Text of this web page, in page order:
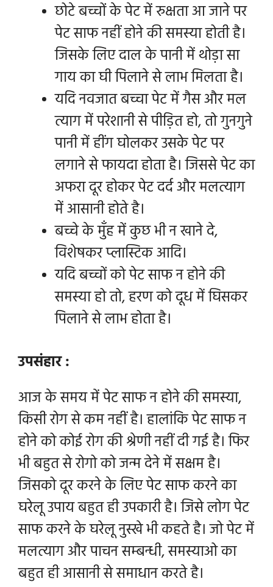
छोटे बच्चों के पेट में रुक्षता आ जाने पर
पेट साफ नहीं होने की समस्या होती है।
जिसके लिए दाल के पानी में थोड़ा सा
गाय का घी पिलाने से लाभ मिलता है।
यदि नवजात बच्चा पेट में गैस और मल
त्याग में परेशानी से पीड़ित हो, तो गुनगुने
पानी में हींग घोलकर उसके पेट पर
लगाने से फायदा होता है। जिससे पेट का
अफरा दूर होकर पेट दर्द और मलत्याग
में आसानी होते है।
बच्चे के मुँह में कुछ भी न खाने दे,
विशेषकर प्लास्टिक आदि।
यदि बच्चों को पेट साफ न होने की
समस्या हो तो, हरण को दूध में घिसकर
पिलाने से लाभ होता है।
उपसंहार:
आज के समय में पेट साफ न होने की समस्या,
किसी रोग से कम नहीं है। हालांकि पेट साफ न
होने को कोई रोग की श्रेणी नहीं दी गई है। फिर
भी बहुत से रोगो को जन्म देने में सक्षम है।
जिसको दूर करने के लिए पेट साफ करने का
घरेलू उपाय बहुत ही उपकारी है। जिसे लोग पेट
साफ करने के घरेलू नुस्खे भी कहते है। जो पेट में
मलत्याग और पाचन सम्बन्धी, समस्याओ का
बहुत ही आसानी से समाधान करते है।